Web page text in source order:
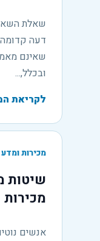
שאלת
דעה קדומה
שאינם
ובכלל,...
לקריאת
מכירות
שיטות
מכירות
אנשים